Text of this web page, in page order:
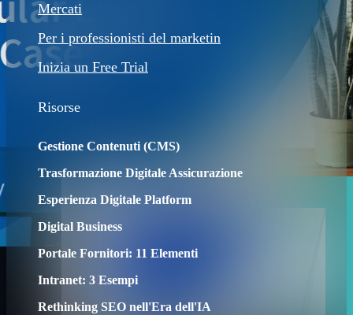
Mercati
Per i professionisti del marketin
Inizia un Free Trial
Risorse
Gestione Contenuti (CMS)
Trasformazione Digitale Assicurazione
Esperienza Digitale Platform
Digital Business
Portale Fornitori: 11 Elementi
Intranet: 3 Esempi
Rethinking SEO nell'Era dell'IA